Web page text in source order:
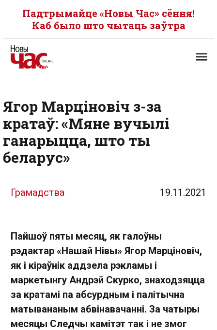
Падтрымайце «Новы Час» сёння!
Каб было што чытаць заўтра
Ягор Марціновіч з-за
кратаў: «Мяне вучылі
ганарыцца, што ты
беларус»
Грамадства 19.11.2021
Пайшоў пяты месяц, як галоўны
рэдактар «Нашай Нівы» Ягор Марціновіч,
як і кіраўнік аддзела рэкламы і
маркетынгу Андрэй Скурко, знаходзяцца
за кратамі па абсурдным і палітычна
матывананым абвінавачанні. За чатыры
месяцы Следчы камітэт так і не змог